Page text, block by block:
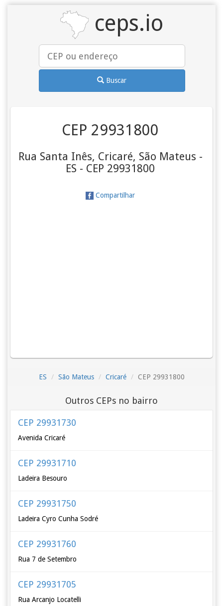
ceps.io
Buscar
CEP 29931800
Rua Santa Inês, Cricaré, São Mateus -
ES - CEP 29931800
Compartilhar
ES São Mateus Cricaré CEP 29931800
Outros CEPs no bairro
CEP 29931730
Avenida Cricaré
CEP 29931710
Ladeira Besouro
CEP 29931750
Ladeira Cyro Cunha Sodré
CEP 29931760
Rua 7 de Setembro
CEP 29931705
Rua Arcanjo Locatelli